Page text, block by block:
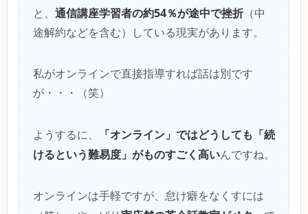
と、 通信講座学習者の約54％が途中で挫折 （中
途解約などを含む）している現実があります。
私がオンラインで直接指導すれば話は別です
が・・・（笑）
ようするに、
「オンライン」ではどうしても「続
けるという難易度」がものすごく高いんですね。
オンラインは手軽ですが、怠け癖をなくすには